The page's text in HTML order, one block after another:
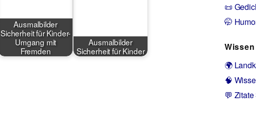
Ausmalbilder
Sicherheit für Kinder-
Umgang mit
Fremden
Ausmalbilder
Sicherheit für Kinder
📜
🤭
🌍
🧠
💬